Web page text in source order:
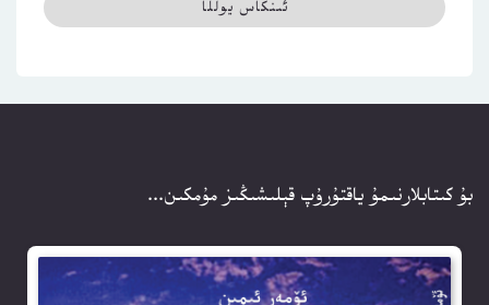
بۇ كىتابلارنىمۇ ياقتۇرۇپ قېلىشىڭىز مۇمكىن...